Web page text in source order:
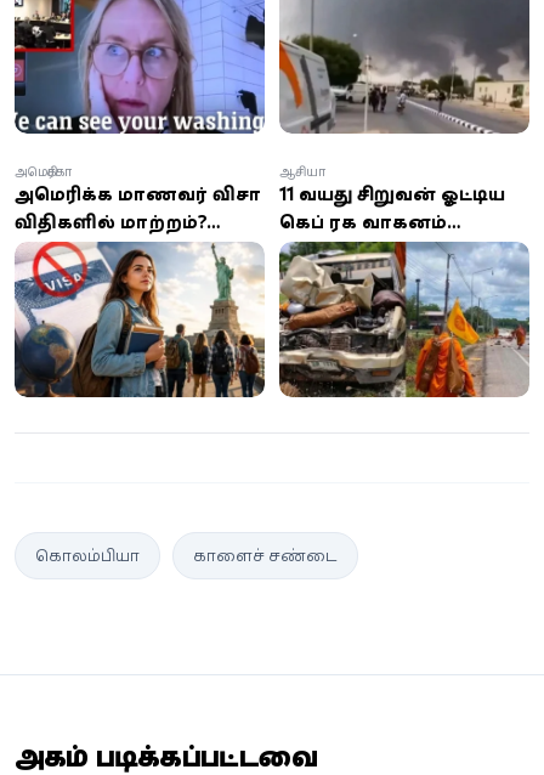
செயலால் இணையத்தில்
பரபரப்பு!
அமெரிக்க மாணவர் விசா
விதிகளில் மாற்றம்?
செப்டம்பர் 15-க்குள் திரும்ப
வேண்டிய அவசியம் ஏன்?
அமெரிக்கா
11 வயது சிறுவன் ஓட்டிய
கெப் ரக வாகனம்
பௌத்தத் துறவிகள்
ஊர்வலத்தில் புகுந்து
விபத்து; 8 துறவிகள்
உயிரிழப்பு!
ஆசியா
கொலம்பியா காளைச் சண்டை
அதிகம் படிக்கப்பட்டவை